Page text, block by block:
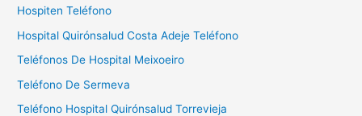
Hospiten Teléfono
Hospital Quirónsalud Costa Adeje Teléfono
Teléfonos De Hospital Meixoeiro
Teléfono De Sermeva
Teléfono Hospital Quirónsalud Torrevieja